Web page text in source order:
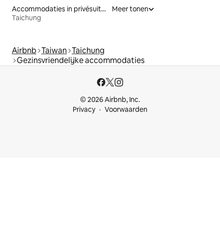
Accommodaties in privésuites
Taichung
Meer tonen
Airbnb Taiwan Taichung
Gezinsvriendelijke accommodaties
© 2026 Airbnb, Inc.
Privacy
Voorwaarden